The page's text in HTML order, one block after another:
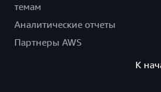
темам
Аналитические отчеты
Партнеры AWS
К